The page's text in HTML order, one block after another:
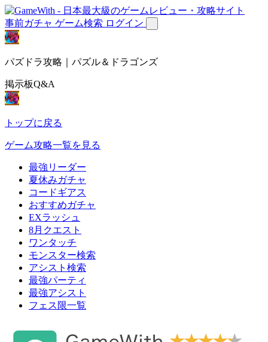
事前ガチャ ゲーム検索 ログイン
パズドラ攻略｜パズル＆ドラゴンズ
掲示板Q&A
トップに戻る
ゲーム攻略一覧を見る
最強リーダー
夏休みガチャ
コードギアス
おすすめガチャ
EXラッシュ
8月クエスト
ワンタッチ
モンスター検索
アシスト検索
最強パーティ
最強アシスト
フェス限一覧